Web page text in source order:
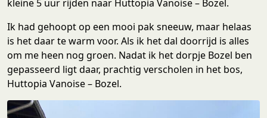
kleine 5 uur rijden naar Huttopia Vanoise – Bozel.
Ik had gehoopt op een mooi pak sneeuw, maar helaas
is het daar te warm voor. Als ik het dal doorrijd is alles
om me heen nog groen. Nadat ik het dorpje Bozel ben
gepasseerd ligt daar, prachtig verscholen in het bos,
Huttopia Vanoise – Bozel.